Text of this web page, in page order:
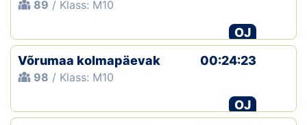
89 / Klass: M10
OJ
Võrumaa kolmapäevak
98 / Klass: M10
00:24:23
OJ